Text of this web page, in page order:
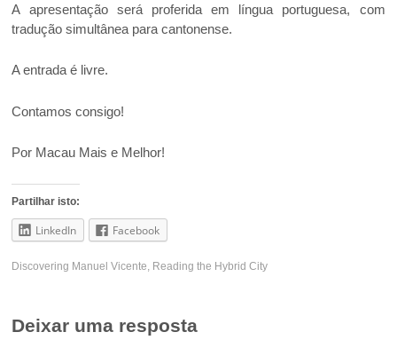
A apresentação será proferida em língua portuguesa, com
tradução simultânea para cantonense.
A entrada é livre.
Contamos consigo!
Por Macau Mais e Melhor!
Partilhar isto:
LinkedIn Facebook
Discovering Manuel Vicente Reading the Hybrid City
Deixar uma resposta